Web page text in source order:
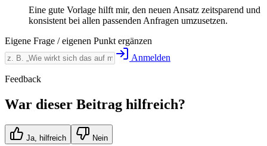
Eine gute Vorlage hilft mir, den neuen Ansatz zeitsparend und
konsistent bei allen passenden Anfragen umzusetzen.
Eigene Frage / eigenen Punkt ergänzen
Anmelden
Feedback
War dieser Beitrag hilfreich?
Ja, hilfreich Nein